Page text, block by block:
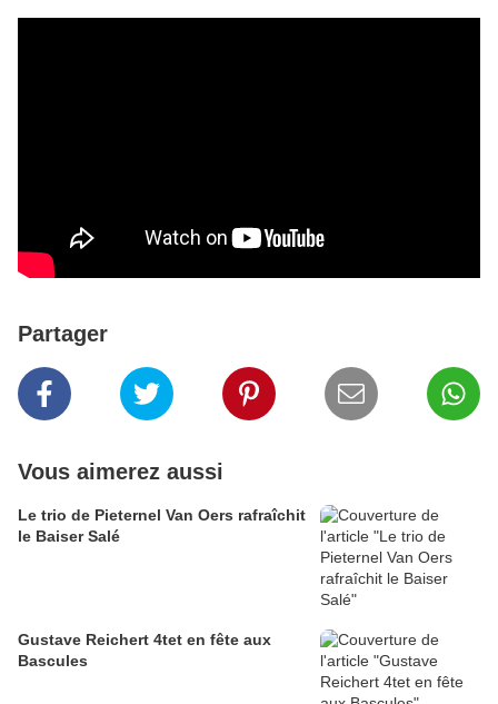
Partager
Vous aimerez aussi
Le trio de Pieternel Van Oers rafraîchit
le Baiser Salé
Gustave Reichert 4tet en fête aux
Bascules